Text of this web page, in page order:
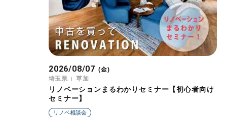
2026/08/07 (金)
埼玉県
草加
リノベーションまるわかりセミナー【初心者向け
セミナー】
リノベ相談会